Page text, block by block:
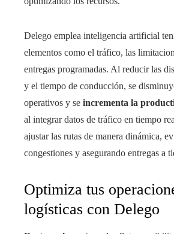
Delego emplea inteligencia artificial
elementos como el tráfico, las
entregas programadas. Al reducir las
y el tiempo de conducción, se
operativos y se incrementa la
al integrar datos de tráfico en tiempo
ajustar las rutas de manera dinámica,
congestiones y asegurando entregas a
Optimiza tus
logísticas con Delego